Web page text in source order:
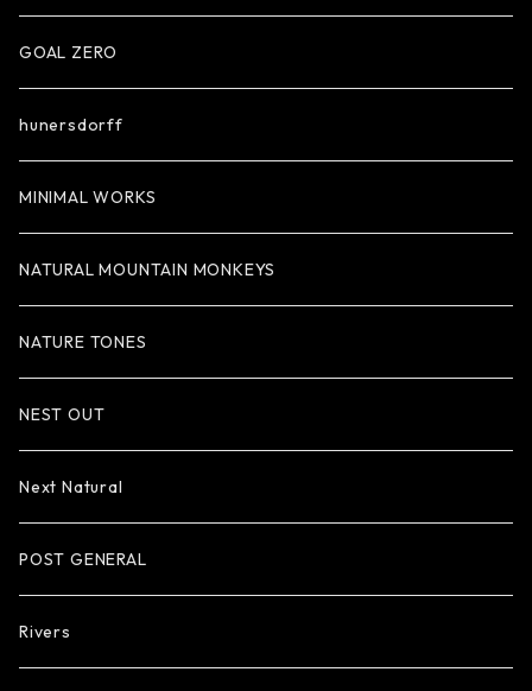
GOAL ZERO
hunersdorff
MINIMAL WORKS
NATURAL MOUNTAIN MONKEYS
NATURE TONES
NEST OUT
Next Natural
POST GENERAL
Rivers